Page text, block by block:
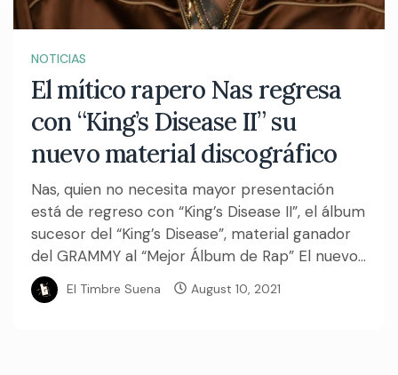
NOTICIAS
El mítico rapero Nas regresa
con “King’s Disease II” su
nuevo material discográfico
Nas, quien no necesita mayor presentación
está de regreso con “King’s Disease II”, el álbum
sucesor del “King’s Disease”, material ganador
del GRAMMY al “Mejor Álbum de Rap” El nuevo...
El Timbre Suena August 10, 2021